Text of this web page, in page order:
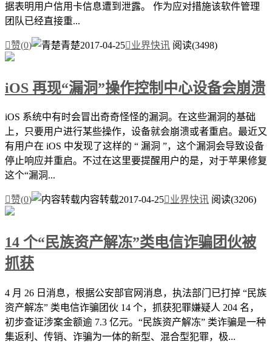
据表明用户信用卡信息遭到泄露。 作为应对措施该软件管理
团队已经直接重...
赞(0) 青楚2017-04-25业界快讯 阅读(3498)
iOS 再现“漏洞”操作控制中心设备会崩溃
iOS 系统中有时会冒出奇奇怪怪的漏洞。在这些漏洞的基础
上，只要用户进行某些操作，设备就会崩溃或者重启。最近又
有用户在 iOS 中发现了这样的 “ 漏洞 ”，这个漏洞会导致设备
停止响应并重启。不过在这里要提醒用户的是，对于苹果修复
这个“漏洞...
赞(0) 内容转载2017-04-25业界快讯 阅读(3206)
14 个“民族资产解冻”类电信诈骗团伙被
抓获
4 月 26 日消息，根据公安部官网消息，执法部门已打掉 “民族
资产解冻” 类电信诈骗团伙 14 个，抓获犯罪嫌疑人 204 名，
初步查证涉案金额逾 7.3 亿元。“民族资产解冻” 类诈骗是一种
集返利、传销、诈骗为一体的新型、混合型犯罪，极...